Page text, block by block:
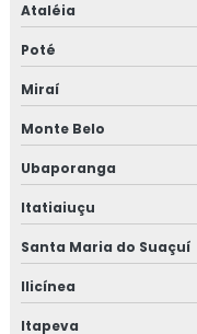
Ataléia
Poté
Miraí
Monte Belo
Ubaporanga
Itatiaiuçu
Santa Maria do Suaçuí
Ilicínea
Itapeva